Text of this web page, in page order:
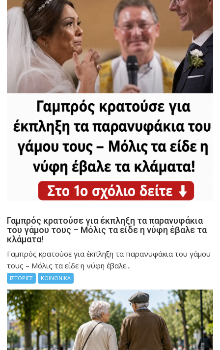
Γαμπρός κρατούσε για έκπληξη τα παρανυφάκια
του γάμου τους – Μόλις τα είδε η νύφη έβαλε τα
κλάματα!
Γαμπρός κρατούσε για έκπληξη τα παρανυφάκια του γάμου
τους – Μόλις τα είδε η νύφη έβαλε...
ΙΣΤΟΡΙΕΣ ΚΟΙΝΩΝΙΚΑ